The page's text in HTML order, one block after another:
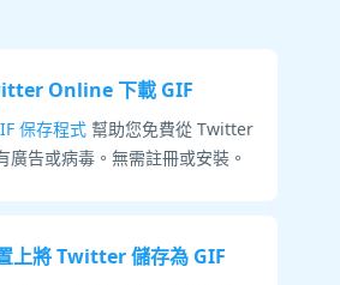
Online 下載 GIF
保存程式 幫助您免費從 Twitter
廣告或病毒。無需註冊或安裝。
上將 Twitter 儲存為 GIF